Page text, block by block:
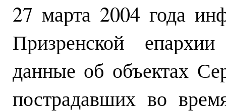
27 марта 2004 года
Призренской
данные об объектах
пострадавших во